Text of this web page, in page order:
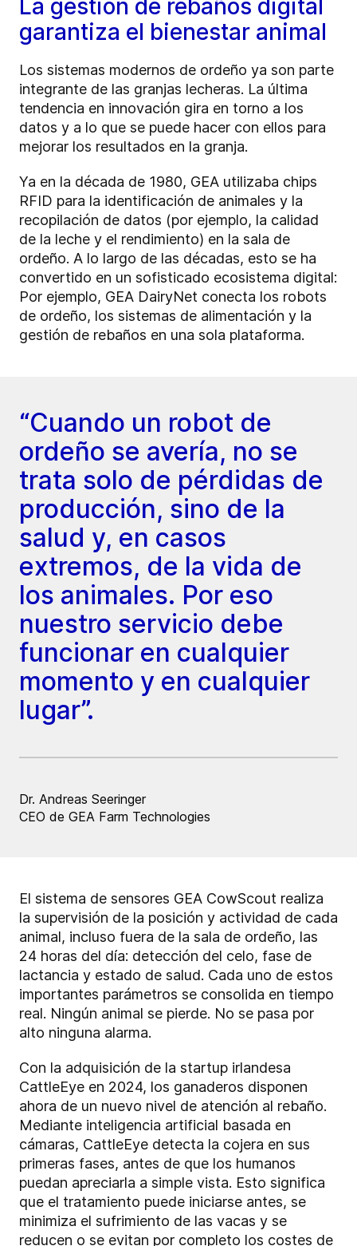
La gestión de rebaños digital
garantiza el bienestar animal
Los sistemas modernos de ordeño ya son parte
integrante de las granjas lecheras. La última
tendencia en innovación gira en torno a los
datos y a lo que se puede hacer con ellos para
mejorar los resultados en la granja.
Ya en la década de 1980, GEA utilizaba chips
RFID para la identificación de animales y la
recopilación de datos (por ejemplo, la calidad
de la leche y el rendimiento) en la sala de
ordeño. A lo largo de las décadas, esto se ha
convertido en un sofisticado ecosistema digital:
Por ejemplo, GEA DairyNet conecta los robots
de ordeño, los sistemas de alimentación y la
gestión de rebaños en una sola plataforma.
“Cuando un robot de
ordeño se avería, no se
trata solo de pérdidas de
producción, sino de la
salud y, en casos
extremos, de la vida de
los animales. Por eso
nuestro servicio debe
funcionar en cualquier
momento y en cualquier
lugar”.
Dr. Andreas Seeringer
CEO de GEA Farm Technologies
El sistema de sensores GEA CowScout realiza
la supervisión de la posición y actividad de cada
animal, incluso fuera de la sala de ordeño, las
24 horas del día: detección del celo, fase de
lactancia y estado de salud. Cada uno de estos
importantes parámetros se consolida en tiempo
real. Ningún animal se pierde. No se pasa por
alto ninguna alarma.
Con la adquisición de la startup irlandesa
CattleEye en 2024, los ganaderos disponen
ahora de un nuevo nivel de atención al rebaño.
Mediante inteligencia artificial basada en
cámaras, CattleEye detecta la cojera en sus
primeras fases, antes de que los humanos
puedan apreciarla a simple vista. Esto significa
que el tratamiento puede iniciarse antes, se
minimiza el sufrimiento de las vacas y se
reducen o se evitan por completo los costes de